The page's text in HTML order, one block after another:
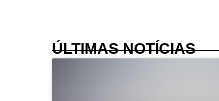
ÚLTIMAS NOTÍCIAS